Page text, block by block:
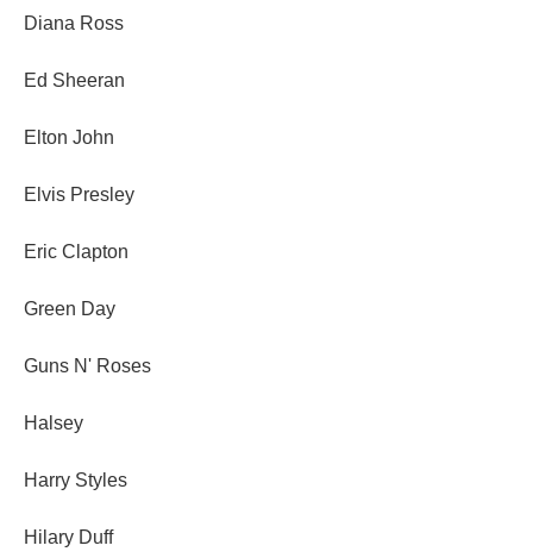
Diana Ross
Ed Sheeran
Elton John
Elvis Presley
Eric Clapton
Green Day
Guns N' Roses
Halsey
Harry Styles
Hilary Duff